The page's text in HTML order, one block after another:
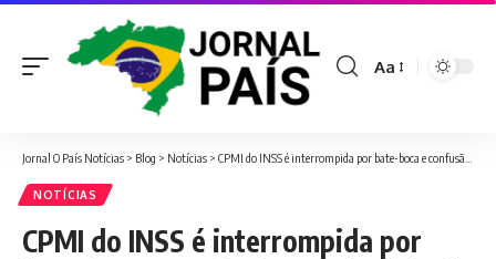
Font
Aa
Jornal O País Notícias > Blog > Notícias > CPMI do INSS é interrompida por bate-boca e confusão em plenário do Senado.
NOTÍCIAS
CPMI do INSS é interrompida por